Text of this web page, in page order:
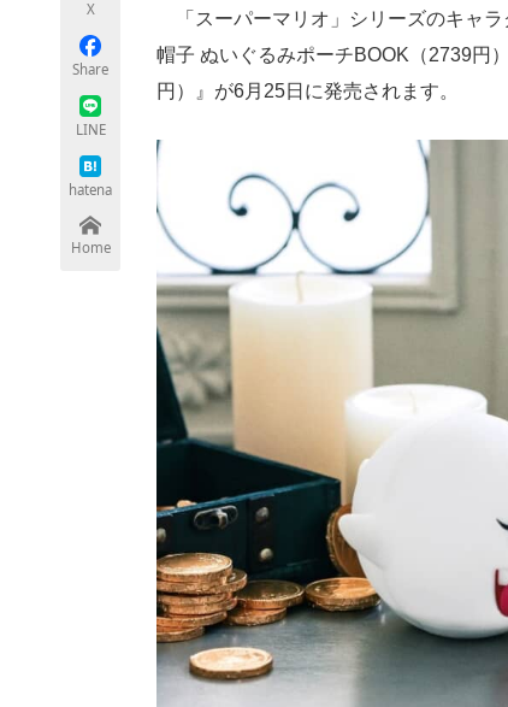
ちょっと気になるネットの話題
X
Share
LINE
hatena
Home
「スーパーマリオ」シリーズのキャ
帽子 ぬいぐるみポーチBOOK（2739円
円）』が6月25日に発売されます。